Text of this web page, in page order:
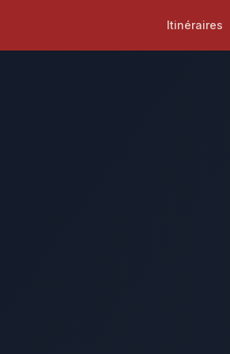
Itinéraires